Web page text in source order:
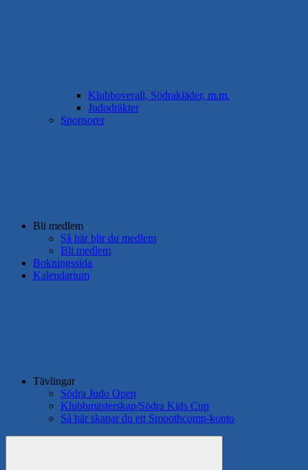
Klubboverall, Södrakläder, m.m.
Judodräkter
Sponsorer
Bli medlem
Så här blir du medlem
Bli medlem
Bokningssida
Kalendarium
Tävlingar
Södra Judo Open
Klubbmästerskap/Södra Kids Cup
Så här skapar du ett Smoothcomp-konto